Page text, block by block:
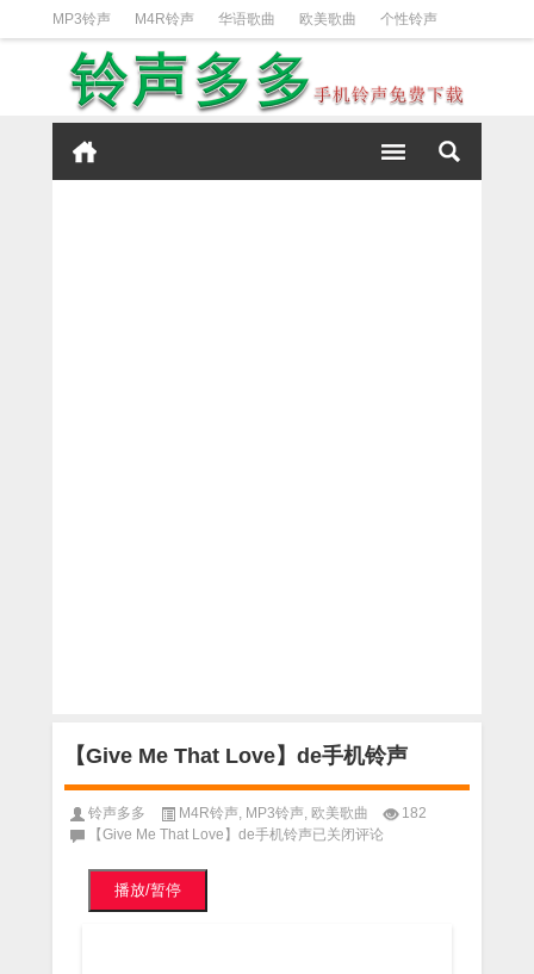
MP3铃声 M4R铃声 华语歌曲 欧美歌曲 个性铃声
日韩歌曲 动漫铃声 DJ铃声 短信铃声
iPhone铃声设置方法
【Give Me That Love】de手机铃声
铃声多多 M4R铃声 MP3铃声 欧美歌曲
182
【Give Me That Love】de手机铃声已关闭评论
播放/暂停